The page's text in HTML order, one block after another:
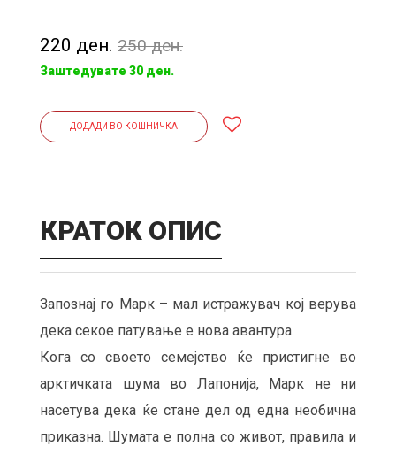
220 ден. 250 ден.
Заштедувате 30 ден.
ДОДАДИ ВО КОШНИЧКА
КРАТОК ОПИС
Запознај го Марк – мал истражувач кој верува
дека секое патување е нова авантура.
Кога со своето семејство ќе пристигне во
арктичката шума во Лапонија, Марк не ни
насетува дека ќе стане дел од една необична
приказна. Шумата е полна со живот, правила и